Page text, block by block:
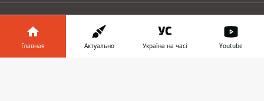
Главная Актуально Україна на часі Youtube